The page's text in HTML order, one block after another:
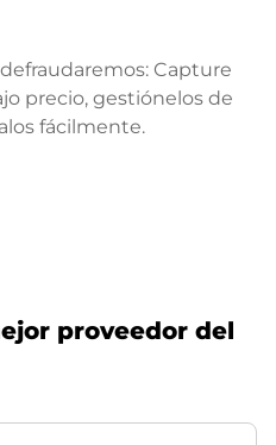
Capture
precio, gestiónelos de
fácilmente.
proveedor del